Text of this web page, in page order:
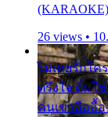
(KARAOKE)
26 views •
ไม่เคยรักใ
ตรึงใจ ติ๋มใ
คนเขาลืออื้